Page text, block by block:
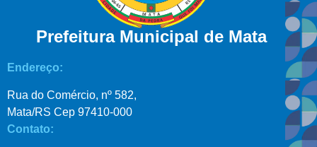
Prefeitura Municipal de Mata
Endereço:
Rua do Comércio, nº 582,
Mata/RS Cep 97410-000
Contato: